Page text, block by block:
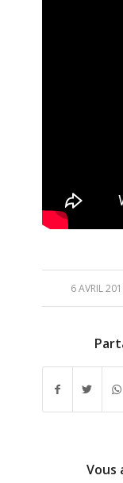
6 AVRIL
/
Vous